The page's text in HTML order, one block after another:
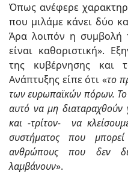
Όπως ανέφερε
που μιλάμε κάνει δύο
Άρα λοιπόν η συμβολή
είναι καθοριστική».
της κυβέρνησης και
Ανάπτυξης είπε ότι «το
των ευρωπαϊκών πόρων. Το
αυτό να μη διαταραχθούν
και -τρίτον- να
συστήματος που
ανθρώπους που δεν
λαμβάνουν».